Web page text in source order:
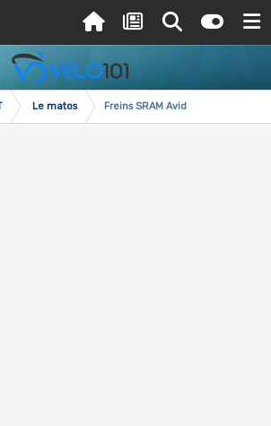
Le matos Freins SRAM Avid